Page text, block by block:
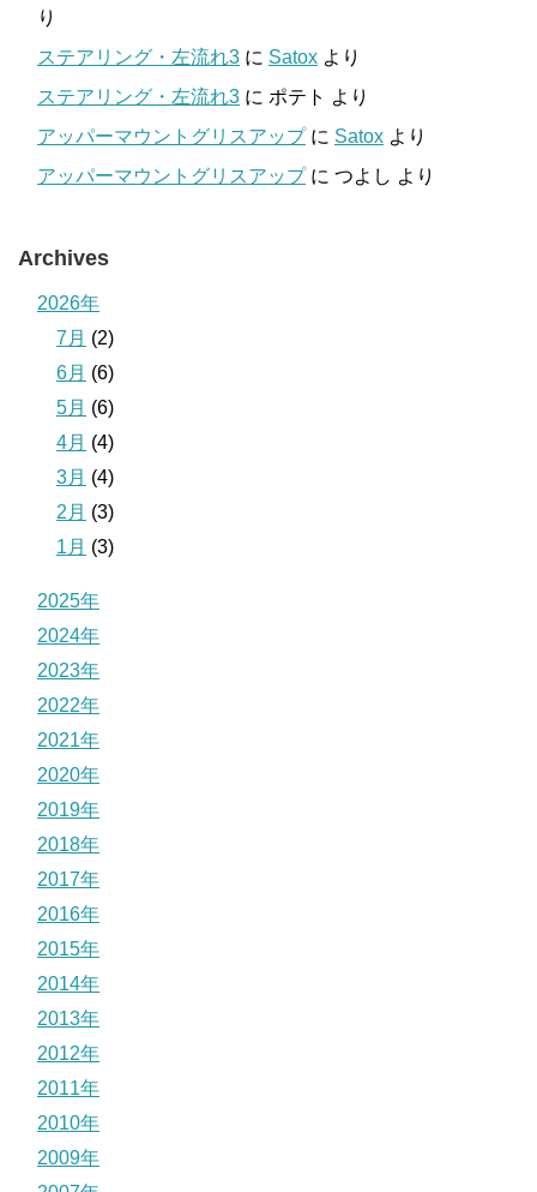
り
ステアリング・左流れ3 に Satox より
ステアリング・左流れ3 に ポテト より
アッパーマウントグリスアップに Satox より
アッパーマウントグリスアップに つよし より
Archives
2026年
7月 (2)
6月 (6)
5月 (6)
4月 (4)
3月 (4)
2月 (3)
1月 (3)
2025年
2024年
2023年
2022年
2021年
2020年
2019年
2018年
2017年
2016年
2015年
2014年
2013年
2012年
2011年
2010年
2009年